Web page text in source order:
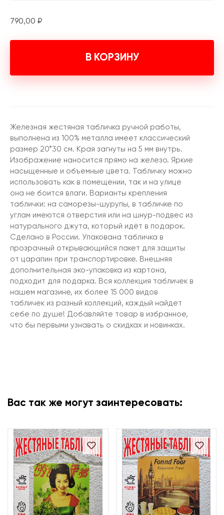
790,00 ₽
В КОРЗИНУ
Железная жестяная табличка ручной работы,
выполнена из 100% металла имеет классический
размер 20*30 см. Края загнуты на 5 мм внутрь.
Изображение наносится прямо на железо. Яркие
насыщенные и объемные цвета. Табличку можно
использовать как в помещении, так и на улице
она не боится влаги. Варианты крепления
таблички: на саморезы-шурупы, в табличке по
углам имеются отверстия или на шнур-подвес из
натурального джута, который идёт в подарок.
Сделано в России. Упакована табличка в
прозрачный открывающийся пакет для защиты
от царапин при транспортировке. Внешняя
дополнительная эко-упаковка из картона,
подходит для подарка. Вся коллекция табличек в
нашем магазине, их более 15 000 видов
табличек из разный коллекций, каждый найдет
себе по душе! Добавляйте товар в избранное,
что бы первыми узнавать о скидках и новинках.
Вас так же могут заинтересовать: